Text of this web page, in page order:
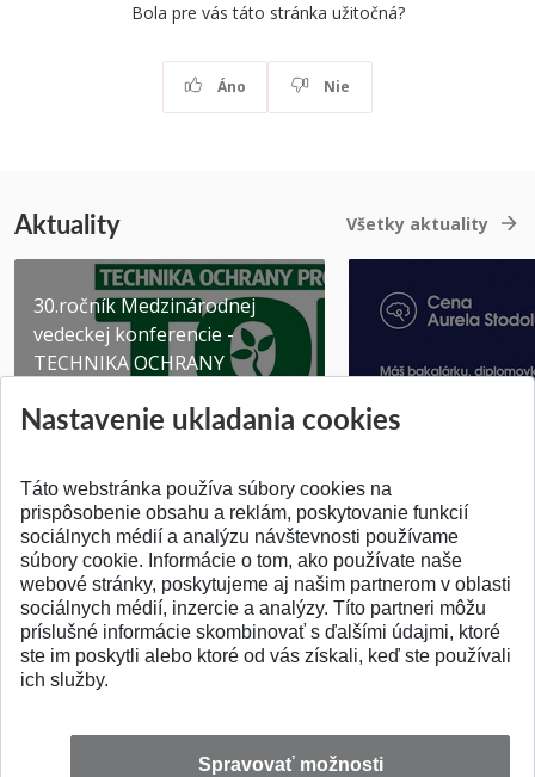
Bola pre vás táto stránka užitočná?
Áno Nie
Aktuality Všetky aktuality
30.ročník Medzinárodnej
vedeckej konferencie -
TECHNIKA OCHRANY
Pridané 03.08.2026 Pridané 07.07.2026
SPÄŤ NA VRCH
Nastavenie ukladania cookies
Táto webstránka používa súbory cookies na
prispôsobenie obsahu a reklám, poskytovanie funkcií
sociálnych médií a analýzu návštevnosti používame
súbory cookie. Informácie o tom, ako používate naše
webové stránky, poskytujeme aj našim partnerom v oblasti
sociálnych médií, inzercie a analýzy. Títo partneri môžu
príslušné informácie skombinovať s ďalšími údajmi, ktoré
ste im poskytli alebo ktoré od vás získali, keď ste používali
ich služby.
Spravovať možnosti